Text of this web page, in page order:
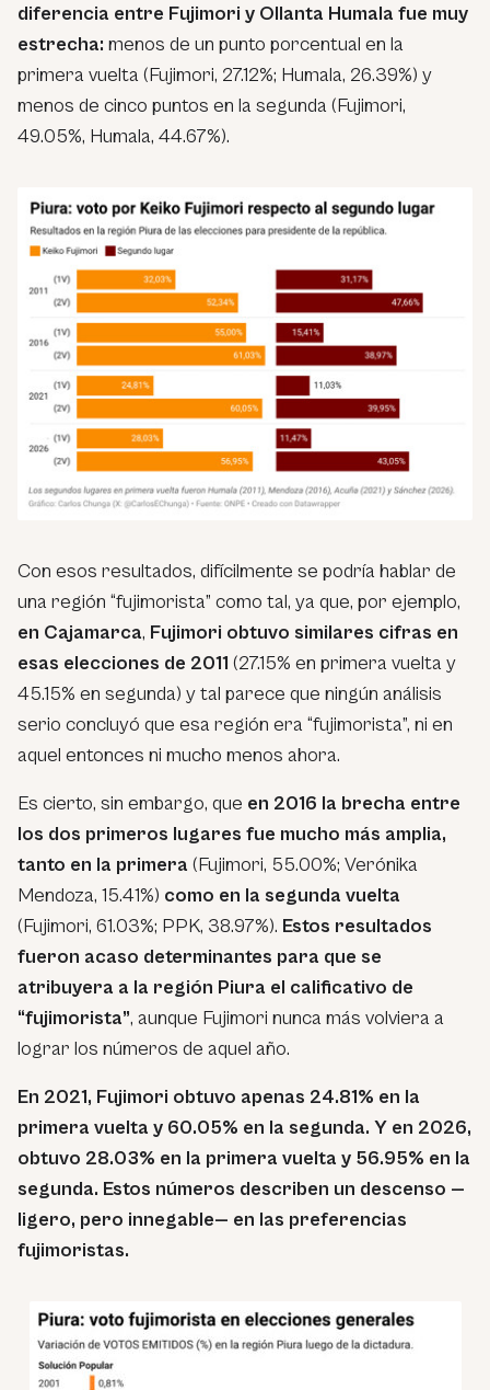
diferencia entre Fujimori y Ollanta Humala fue muy
estrecha: menos de un punto porcentual en la
primera vuelta (Fujimori, 27.12%; Humala, 26.39%) y
menos de cinco puntos en la segunda (Fujimori,
49.05%, Humala, 44.67%).
Con esos resultados, difícilmente se podría hablar de
una región “fujimorista” como tal, ya que, por ejemplo,
en Cajamarca, Fujimori obtuvo similares cifras en
esas elecciones de 2011 (27.15% en primera vuelta y
45.15% en segunda) y tal parece que ningún análisis
serio concluyó que esa región era “fujimorista”, ni en
aquel entonces ni mucho menos ahora.
Es cierto, sin embargo, que en 2016 la brecha entre
los dos primeros lugares fue mucho más amplia,
tanto en la primera (Fujimori, 55.00%; Verónika
Mendoza, 15.41%) como en la segunda vuelta
(Fujimori, 61.03%; PPK, 38.97%). Estos resultados
fueron acaso determinantes para que se
atribuyera a la región Piura el calificativo de
“fujimorista”, aunque Fujimori nunca más volviera a
lograr los números de aquel año.
En 2021, Fujimori obtuvo apenas 24.81% en la
primera vuelta y 60.05% en la segunda. Y en 2026,
obtuvo 28.03% en la primera vuelta y 56.95% en la
segunda. Estos números describen un descenso —
ligero, pero innegable— en las preferencias
fujimoristas.